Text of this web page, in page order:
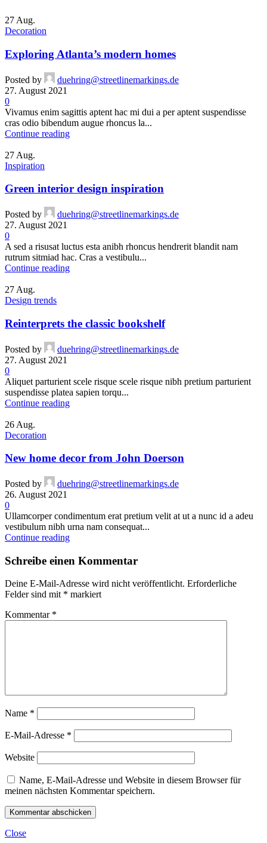
27 Aug.
Decoration
Exploring Atlanta’s modern homes
Posted by
duehring@streetlinemarkings.de
27. August 2021
0
Vivamus enim sagittis aptent hac mi dui a per aptent suspendisse
cras odio bibendum augue rhoncus la...
Continue reading
27 Aug.
Inspiration
Green interior design inspiration
Posted by
duehring@streetlinemarkings.de
27. August 2021
0
A sed a risusat luctus esta anibh rhoncus hendrerit blandit nam
rutrum sitmiad hac. Cras a vestibulu...
Continue reading
27 Aug.
Design trends
Reinterprets the classic bookshelf
Posted by
duehring@streetlinemarkings.de
27. August 2021
0
Aliquet parturient scele risque scele risque nibh pretium parturient
suspendisse platea sapien torqu...
Continue reading
26 Aug.
Decoration
New home decor from John Doerson
Posted by
duehring@streetlinemarkings.de
26. August 2021
0
Ullamcorper condimentum erat pretium velit at ut a nunc id a adeu
vestibulum nibh urna nam consequat...
Continue reading
Schreibe einen Kommentar
Deine E-Mail-Adresse wird nicht veröffentlicht. Erforderliche
Felder sind mit * markiert
Kommentar *
Name *
E-Mail-Adresse *
Website
Name, E-Mail-Adresse und Website in diesem Browser für
meinen nächsten Kommentar speichern.
Close